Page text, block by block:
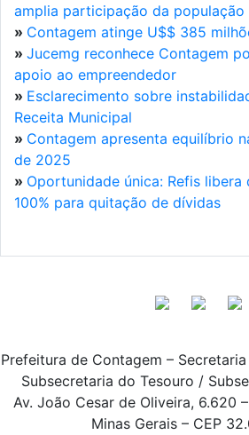
amplia participação da população
» Contagem atinge U$$ 385
» Jucemg reconhece Contagem
apoio ao empreendedor
» Esclarecimento sobre
Receita Municipal
» Contagem apresenta equilíbrio
de 2025
» Oportunidade única: Refis
100% para quitação de dívidas
Prefeitura de Contagem –
Subsecretaria do Tesouro /
Av. João Cesar de Oliveira, 6.620
Minas Gerais – CEP